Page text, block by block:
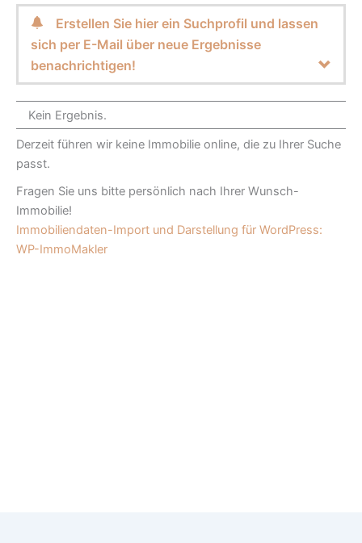
Erstellen Sie hier ein Suchprofil und lassen
sich per E-Mail über neue Ergebnisse
benachrichtigen!
Kein Ergebnis.
Derzeit führen wir keine Immobilie online, die zu Ihrer Suche
passt.
Fragen Sie uns bitte persönlich nach Ihrer Wunsch-
Immobilie!
Immobiliendaten-Import und Darstellung für WordPress:
WP-ImmoMakler